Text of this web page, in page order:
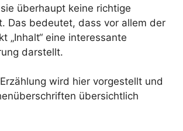
überhaupt keine richtige
Das bedeutet, dass vor allem der
„Inhalt“ eine interessante
darstellt.
wird hier vorgestellt und
übersichtlich